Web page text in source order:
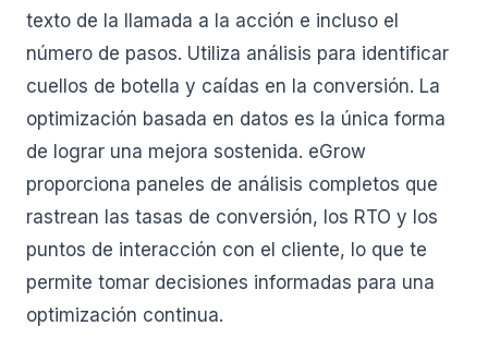
texto de la llamada a la acción e incluso el
número de pasos. Utiliza análisis para identificar
cuellos de botella y caídas en la conversión. La
optimización basada en datos es la única forma
de lograr una mejora sostenida. eGrow
proporciona paneles de análisis completos que
rastrean las tasas de conversión, los RTO y los
puntos de interacción con el cliente, lo que te
permite tomar decisiones informadas para una
optimización continua.